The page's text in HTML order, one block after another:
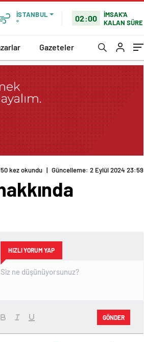
İSTANBUL
°
02:00
İMSAK'A
KALAN SÜRE
Gazeteler
kez okundu | Güncelleme: 2 Eylül 2024 23:59
HIZLI YORUM YAP
GÖNDER